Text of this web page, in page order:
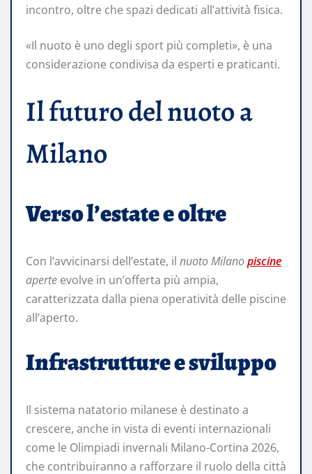
incontro, oltre che spazi dedicati all’attività fisica.
«Il nuoto è uno degli sport più completi», è una
considerazione condivisa da esperti e praticanti.
Il futuro del nuoto a
Milano
Verso l’estate e oltre
Con l’avvicinarsi dell’estate, il nuoto Milanopiscine
aperte evolve in un’offerta più ampia,
caratterizzata dalla piena operatività delle piscine
all’aperto.
Infrastrutture e sviluppo
Il sistema natatorio milanese è destinato a
crescere, anche in vista di eventi internazionali
come le Olimpiadi invernali Milano-Cortina 2026,
che contribuiranno a rafforzare il ruolo della città